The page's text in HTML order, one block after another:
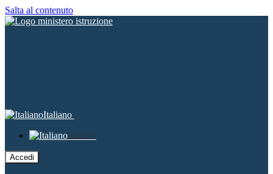
Salta al contenuto
Italiano
Italiano
Accedi